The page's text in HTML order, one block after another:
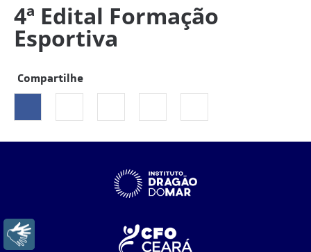
4ª Edital Formação
Esportiva
Compartilhe